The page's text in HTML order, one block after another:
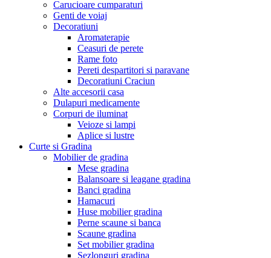
Carucioare cumparaturi
Genti de voiaj
Decoratiuni
Aromaterapie
Ceasuri de perete
Rame foto
Pereti despartitori si paravane
Decoratiuni Craciun
Alte accesorii casa
Dulapuri medicamente
Corpuri de iluminat
Veioze si lampi
Aplice si lustre
Curte si Gradina
Mobilier de gradina
Mese gradina
Balansoare si leagane gradina
Banci gradina
Hamacuri
Huse mobilier gradina
Perne scaune si banca
Scaune gradina
Set mobilier gradina
Sezlonguri gradina